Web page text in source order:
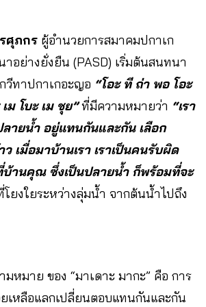
ศุภกร ผู้อำนวยการสมาคมปกาเก
อย่างยั่งยืน (PASD) เริ่มต้นสนทนา
วีทาปกาเกอะญอ “โอะ ที ถ่า พอ โอะ
ม โบะ เม ชุย”ที่มีความหมายว่า “เรา
ายน้ำ อยู่แทนกันและกัน เลือก
เมื่อมาบ้านเรา เราเป็นคนรับผิด
บ้านคุณ ซึ่งเป็นปลายน้ำ ก็พร้อมที่จะ
ยงใยระหว่างลุ่มน้ำ จากต้นน้ำไปถึง
มหมาย ของ “มาเดาะ มากะ” คือ การ
ยเหลือแลกเปลี่ยนตอบแทนกันและกัน